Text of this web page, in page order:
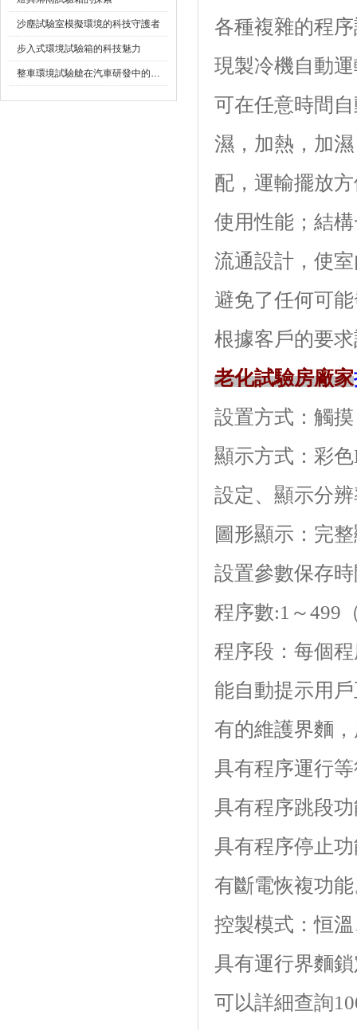
沙塵試驗室模擬環境的科技守護者
步入式環境試驗箱的科技魅力
整車環境試驗艙在汽車研發中的作用
各種複雜的程序設
現製冷機自動運轉
可在任意時間自動
濕，加熱
配，運輸擺
使用性能；結
流通設計，使
避免了任何可能
根據客戶的要求訂
老化試驗房廠家
設置方式：觸摸
顯示方式：
設定、顯示分
圖形顯示：完
設置參數保存時
程序數:1～499（
程序段：每個
能自動提示用戶正
有的維護界麵
具有程序運行等
具有程序跳段功
具有程序停止功
有斷電恢複功能
控製模式：恒溫
具有運行界麵鎖
可以詳細查詢